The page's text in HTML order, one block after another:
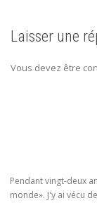
Laisser une
Vous devez être
Pendant vingt-deux
monde». J'y ai vécu